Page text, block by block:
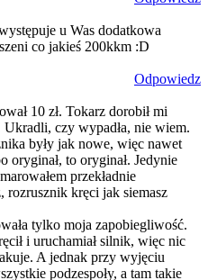
u Was dodatkowa
co jakieś 200kkm :D
Odpowiedz
10 zł. Tokarz dorobił mi
czy wypadła, nie wiem.
były jak nowe, więc nawet
oryginał, to oryginał. Jedynie
przekładnie
rozrusznik kręci jak siemasz
tylko moja zapobiegliwość.
i uruchamiał silnik, więc nic
A jednak przy wyjęciu
podzespoły, a tam takie